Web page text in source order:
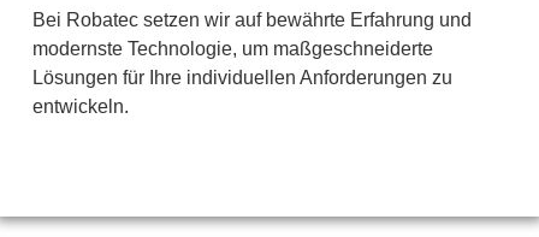
Bei Robatec setzen wir auf bewährte Erfahrung und
modernste Technologie, um maßgeschneiderte
Lösungen für Ihre individuellen Anforderungen zu
entwickeln.